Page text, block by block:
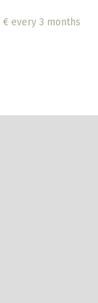
€ every 3 months